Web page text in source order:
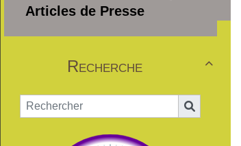
Articles de Presse

Recherche